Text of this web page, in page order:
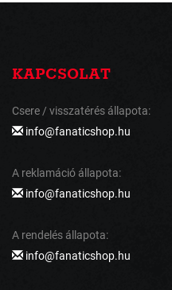
KAPCSOLAT
Csere / visszatérés állapota:
info@fanaticshop.hu
A reklamáció állapota:
info@fanaticshop.hu
A rendelés állapota:
info@fanaticshop.hu